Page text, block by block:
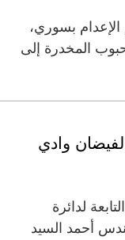
بسوري،
المخدرة إلى
وادي
لدائرة
أحمد السيد